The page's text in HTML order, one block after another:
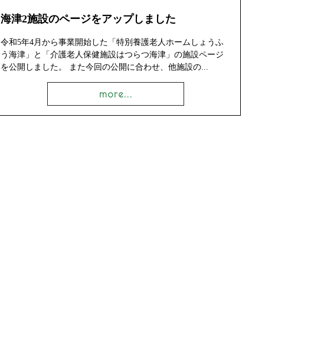
海津2施設のページをアップしました
令和5年4月から事業開始した「特別養護老人ホームしょうふ
う海津」と「介護老人保健施設はつらつ海津」の施設ページ
を公開しました。 また今回の公開に合わせ、他施設の...
more...